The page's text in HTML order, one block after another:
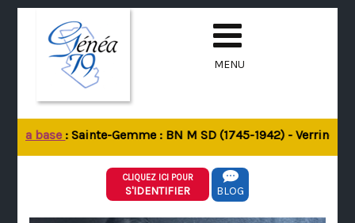
MENU
la base: Sainte-Gemme : BN M SD (1745-1942) - Verrines-
CLIQUEZ ICI POUR
S'IDENTIFIER BLOG